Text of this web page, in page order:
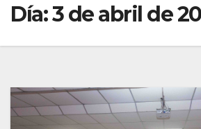
Día:3 de abril de